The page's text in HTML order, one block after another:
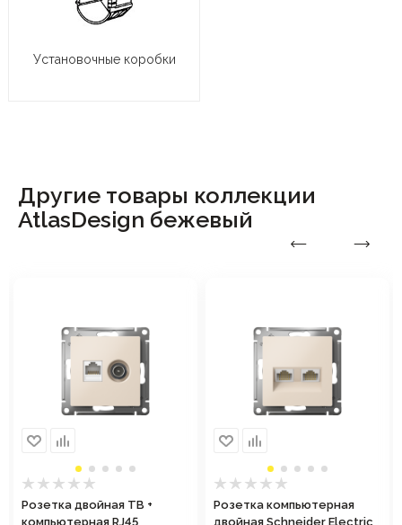
Установочные коробки
Другие товары коллекции
AtlasDesign бежeвый
Розетка двойная ТВ +
компьютерная RJ45
Розетка компьютерная
двойная Schneider Electric